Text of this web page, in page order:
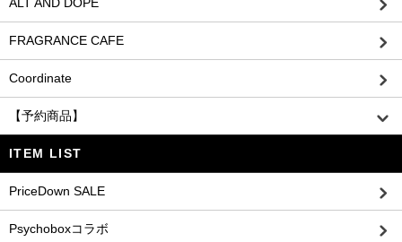
ALT AND DOPE
FRAGRANCE CAFE
Coordinate
【予約商品】
ITEM LIST
PriceDown SALE
Psychoboxコラボ